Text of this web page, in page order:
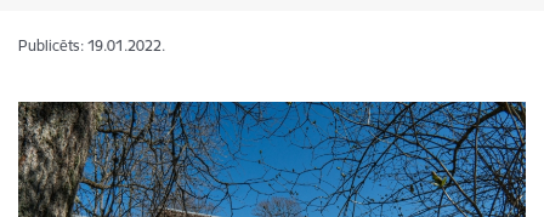
Publicēts: 19.01.2022.